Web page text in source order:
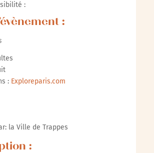
:
:
: Exploreparis.com
la Ville de Trappes
: